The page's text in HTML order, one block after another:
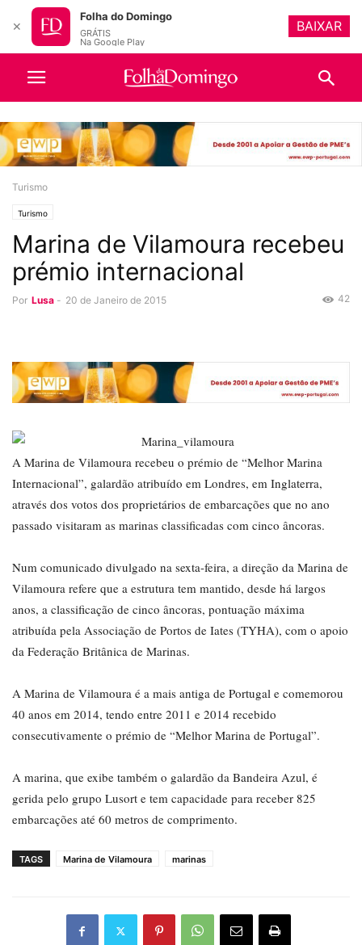
Turismo
Turismo
Marina de Vilamoura recebeu
prémio internacional
Por Lusa - 20 de Janeiro de 2015 42
A Marina de Vilamoura recebeu o prémio de “Melhor Marina
Internacional”, galardão atribuído em Londres, em Inglaterra,
através dos votos dos proprietários de embarcações que no ano
passado visitaram as marinas classificadas com cinco âncoras.
Num comunicado divulgado na sexta-feira, a direção da Marina de
Vilamoura refere que a estrutura tem mantido, desde há largos
anos, a classificação de cinco âncoras, pontuação máxima
atribuída pela Associação de Portos de Iates (TYHA), com o apoio
da Federação Britânica de Marinas.
A Marina de Vilamoura é a mais antiga de Portugal e comemorou
40 anos em 2014, tendo entre 2011 e 2014 recebido
consecutivamente o prémio de “Melhor Marina de Portugal”.
A marina, que exibe também o galardão da Bandeira Azul, é
gerida pelo grupo Lusort e tem capacidade para receber 825
embarcações até 60 metros de comprimento.
TAGS Marina de Vilamoura marinas
✕
Folha do Domingo
GRÁTIS
Na Google Play
BAIXAR